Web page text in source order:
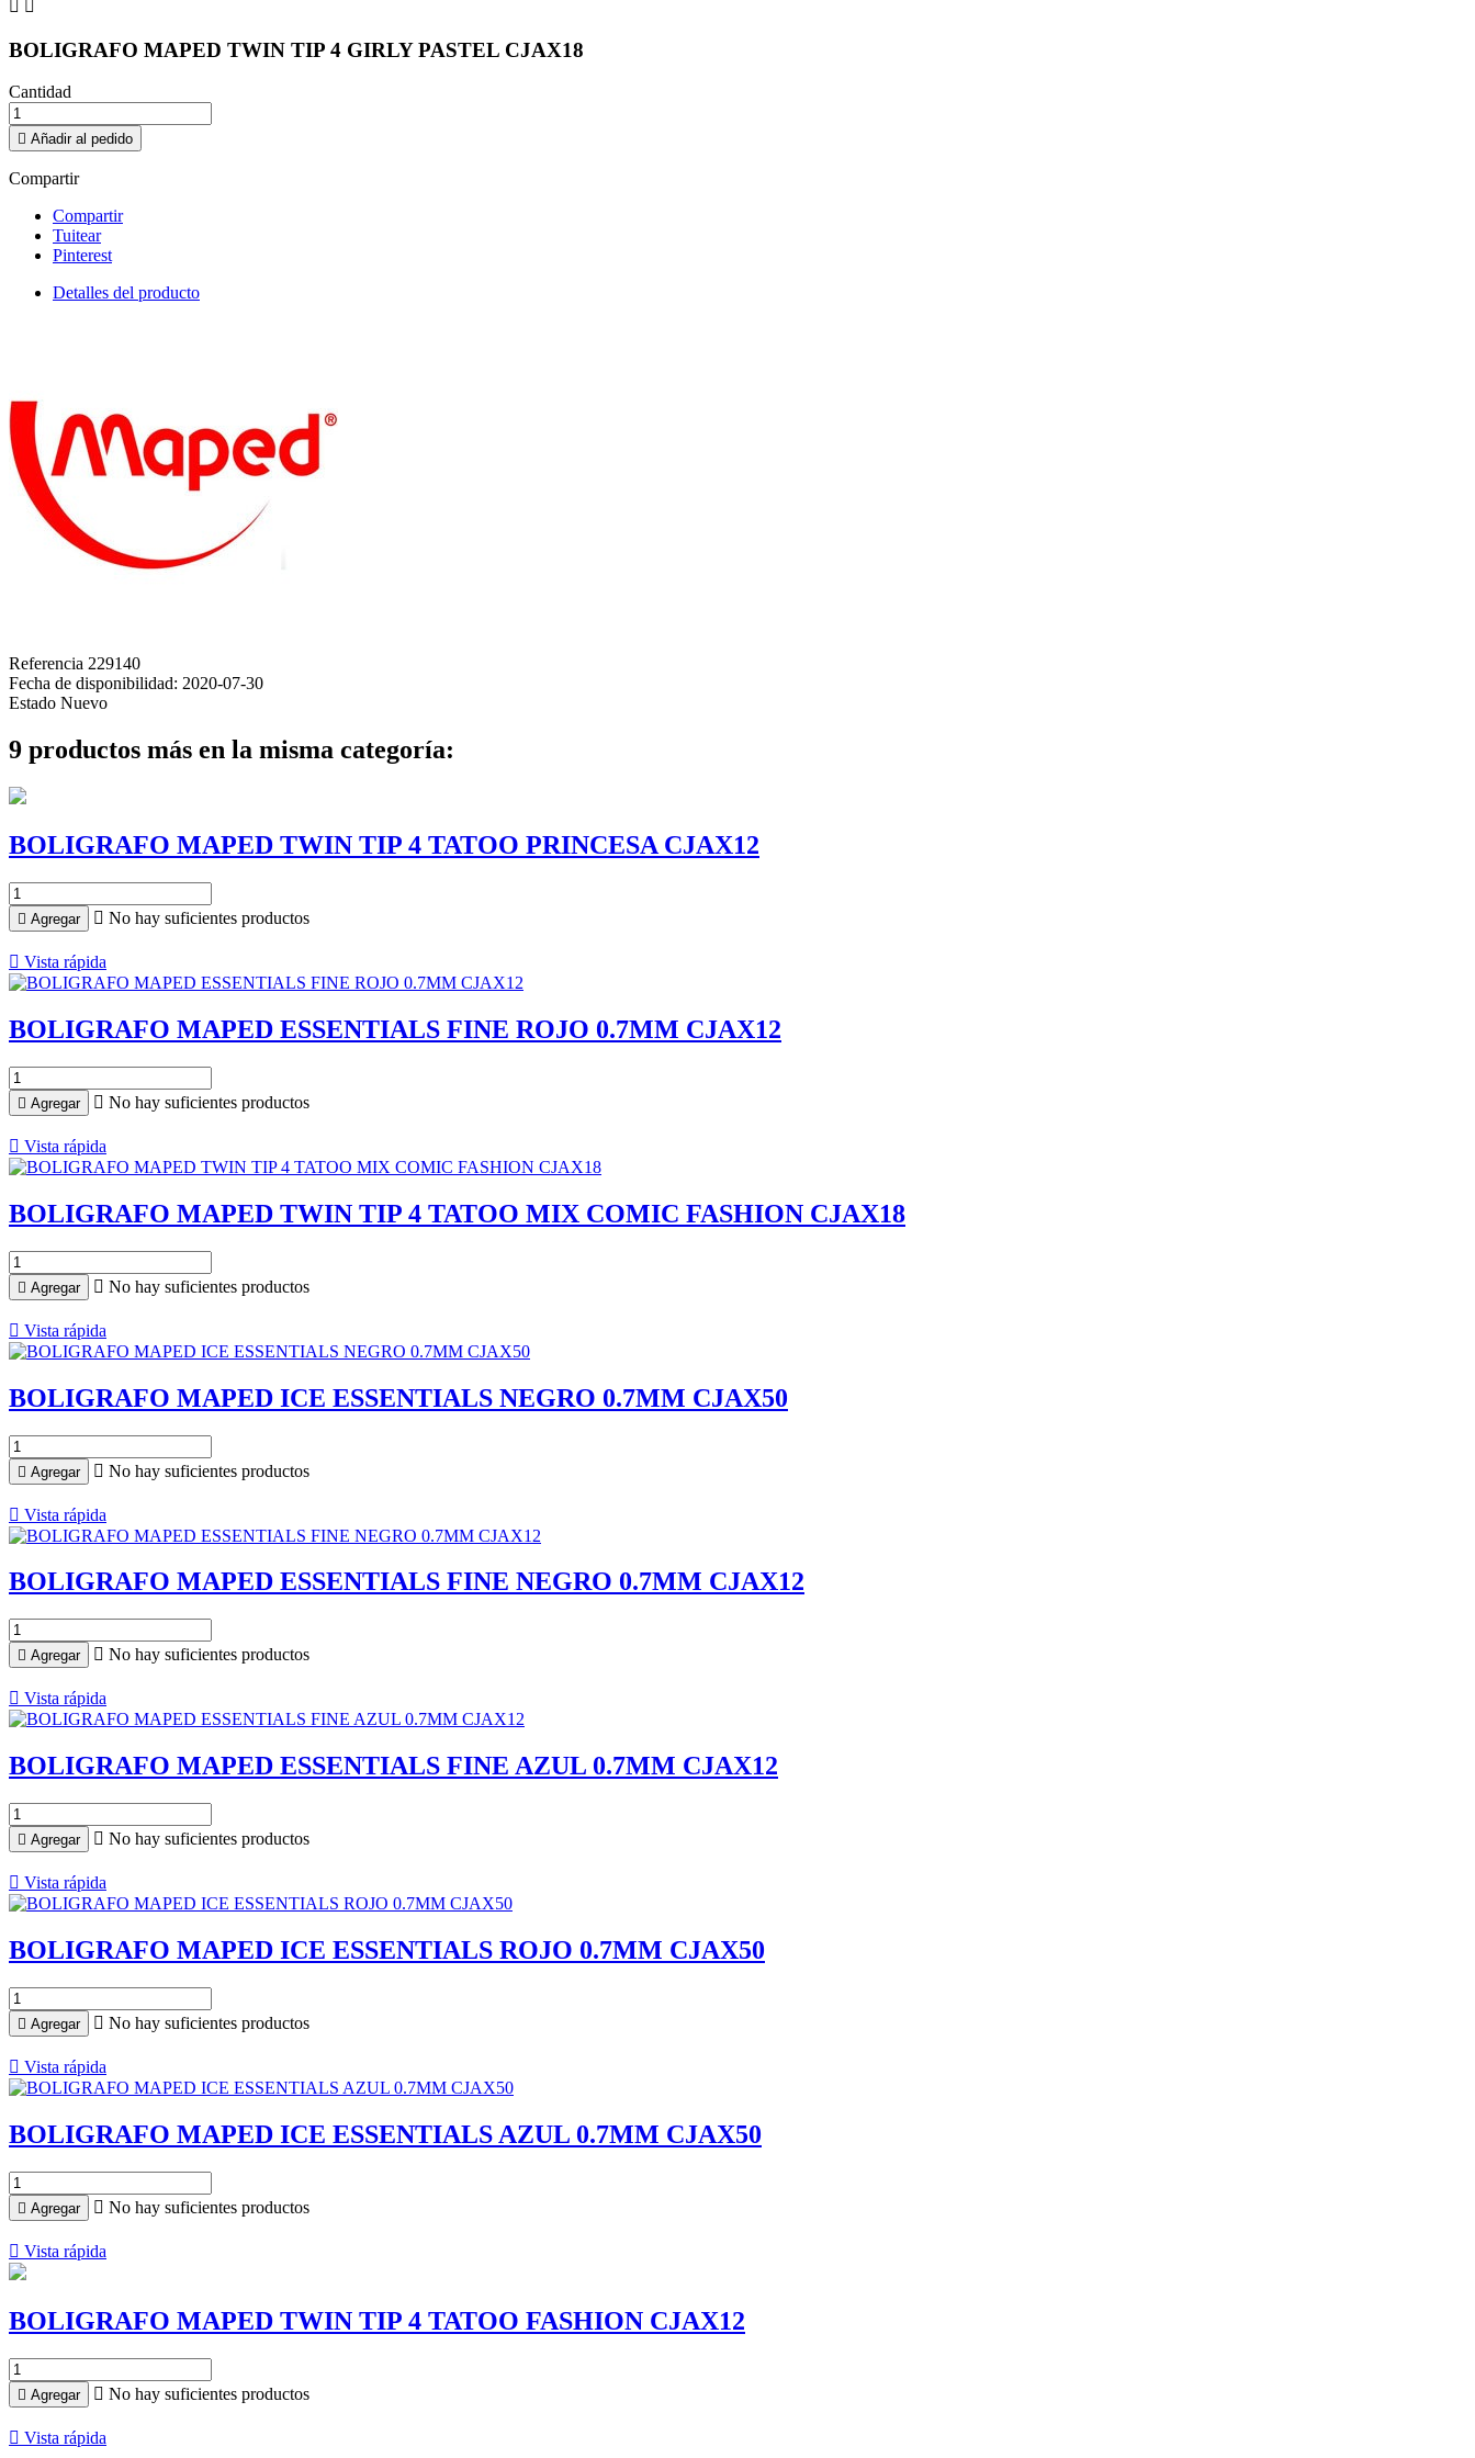
BOLIGRAFO MAPED TWIN TIP 4 GIRLY PASTEL CJAX18
Cantidad
 Añadir al pedido
Compartir
Compartir
Tuitear
Pinterest
Detalles del producto
Referencia 229140
Fecha de disponibilidad: 2020-07-30
Estado Nuevo
9 productos más en la misma categoría:
BOLIGRAFO MAPED TWIN TIP 4 TATOO PRINCESA CJAX12
 Agregar  No hay suficientes productos
 Vista rápida
BOLIGRAFO MAPED ESSENTIALS FINE ROJO 0.7MM CJAX12
 Agregar  No hay suficientes productos
 Vista rápida
BOLIGRAFO MAPED TWIN TIP 4 TATOO MIX COMIC FASHION CJAX18
 Agregar  No hay suficientes productos
 Vista rápida
BOLIGRAFO MAPED ICE ESSENTIALS NEGRO 0.7MM CJAX50
 Agregar  No hay suficientes productos
 Vista rápida
BOLIGRAFO MAPED ESSENTIALS FINE NEGRO 0.7MM CJAX12
 Agregar  No hay suficientes productos
 Vista rápida
BOLIGRAFO MAPED ESSENTIALS FINE AZUL 0.7MM CJAX12
 Agregar  No hay suficientes productos
 Vista rápida
BOLIGRAFO MAPED ICE ESSENTIALS ROJO 0.7MM CJAX50
 Agregar  No hay suficientes productos
 Vista rápida
BOLIGRAFO MAPED ICE ESSENTIALS AZUL 0.7MM CJAX50
 Agregar  No hay suficientes productos
 Vista rápida
BOLIGRAFO MAPED TWIN TIP 4 TATOO FASHION CJAX12
 Agregar  No hay suficientes productos
 Vista rápida